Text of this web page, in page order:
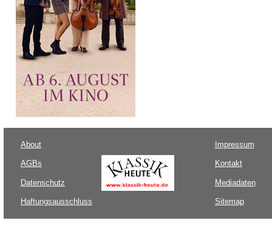
About
AGBs
Datenschutz
Haftungsausschluss
Impressum
Kontakt
Mediadaten
Sitemap